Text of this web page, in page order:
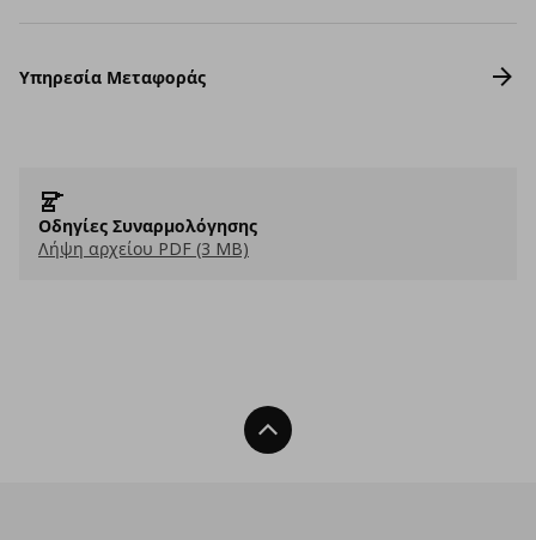
Υπηρεσία Μεταφοράς
Οδηγίες Συναρμολόγησης
Λήψη αρχείου PDF (3 MB)
Back To Top